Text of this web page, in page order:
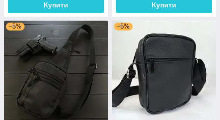
Купити Купити
–5% –5%